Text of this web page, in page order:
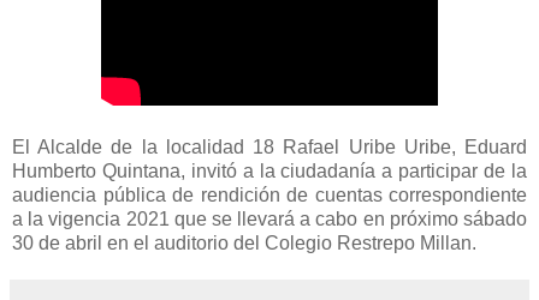
El Alcalde de la localidad 18 Rafael Uribe Uribe, Eduard
Humberto Quintana, invitó a la ciudadanía a participar de la
audiencia pública de rendición de cuentas correspondiente
a la vigencia 2021 que se llevará a cabo en próximo sábado
30 de abril en el auditorio del Colegio Restrepo Millan.